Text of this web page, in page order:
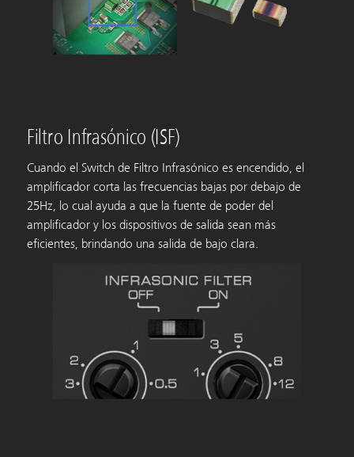
Filtro Infrasónico (ISF)
Cuando el Switch de Filtro Infrasónico es encendido, el
amplificador corta las frecuencias bajas por debajo de
25Hz, lo cual ayuda a que la fuente de poder del
amplificador y los dispositivos de salida sean más
eficientes, brindando una salida de bajo clara.